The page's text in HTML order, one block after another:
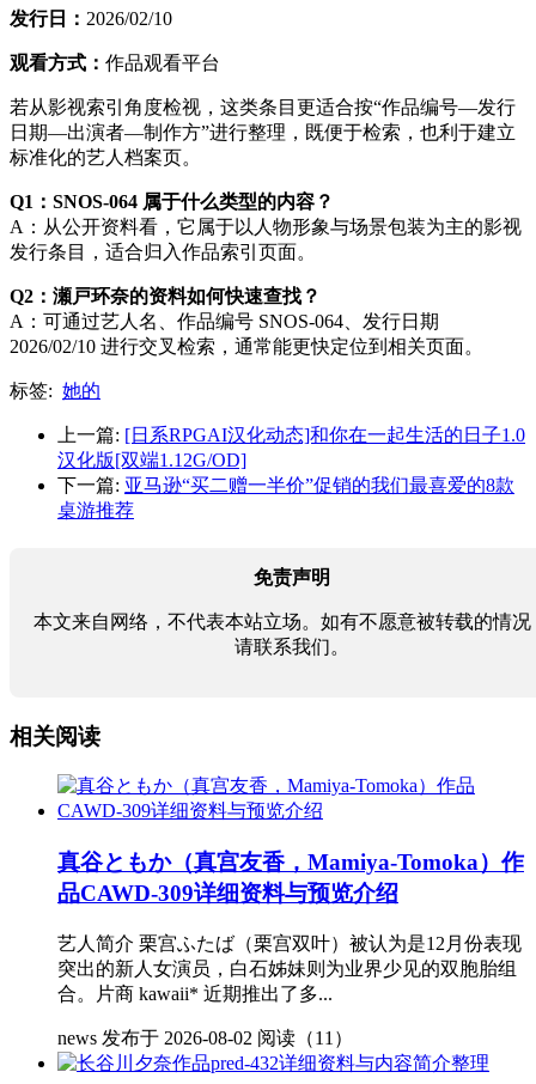
发行日： 2026/02/10
观看方式： 作品观看平台
若从影视索引角度检视，这类条目更适合按“作品编号—发行
日期—出演者—制作方”进行整理，既便于检索，也利于建立
标准化的艺人档案页。
Q1：SNOS-064 属于什么类型的内容？
A：从公开资料看，它属于以人物形象与场景包装为主的影视
发行条目，适合归入作品索引页面。
Q2：瀬戸环奈的资料如何快速查找？
A：可通过艺人名、作品编号 SNOS-064、发行日期
2026/02/10 进行交叉检索，通常能更快定位到相关页面。
标签: 她的
上一篇: [日系RPGAI汉化动态]和你在一起生活的日子1.0
汉化版[双端1.12G/OD]
下一篇: 亚马逊“买二赠一半价”促销的我们最喜爱的8款
桌游推荐
免责声明
本文来自网络，不代表本站立场。如有不愿意被转载的情况
请联系我们。
相关阅读
真谷ともか（真宫友香，Mamiya-Tomoka）作
品CAWD-309详细资料与预览介绍
艺人简介 栗宫ふたば（栗宫双叶）被认为是12月份表现
突出的新人女演员，白石姊妹则为业界少见的双胞胎组
合。片商 kawaii* 近期推出了多...
news 发布于 2026-08-02 阅读（11）